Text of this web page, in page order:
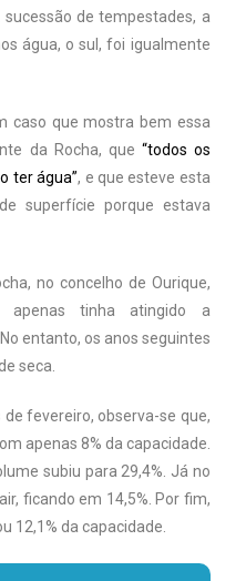
de tempestades, a
água, o sul, foi igualmente
caso que mostra bem essa
da Rocha, que “todos os
ter água”, e que esteve esta
superfície porque estava
no concelho de Ourique,
apenas tinha atingido a
entanto, os anos seguintes
seca.
fevereiro, observa-se que,
apenas 8% da capacidade.
subiu para 29,4%. Já no
ficando em 14,5%. Por fim,
12,1% da capacidade.